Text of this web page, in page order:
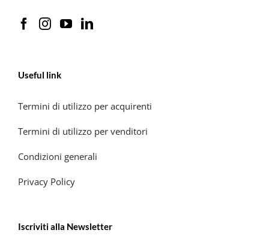
Useful link
Termini di utilizzo per acquirenti
Termini di utilizzo per venditori
Condizioni generali
Privacy Policy
Iscriviti alla Newsletter